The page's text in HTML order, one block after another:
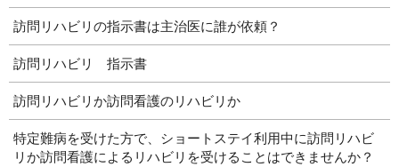
訪問リハビリの指示書は主治医に誰が依頼？
訪問リハビリ 指示書
訪問リハビリか訪問看護のリハビリか
特定難病を受けた方で、ショートステイ利用中に訪問リハビ
リか訪問看護によるリハビリを受けることはできませんか？